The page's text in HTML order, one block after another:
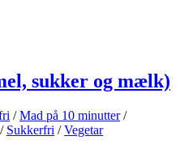
sukker og mælk)
/Mad på 10 minutter/
/ Sukkerfri /Vegetar